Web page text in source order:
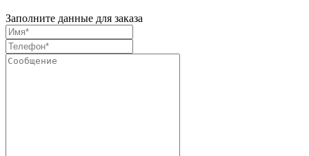
Заполните данные для заказа